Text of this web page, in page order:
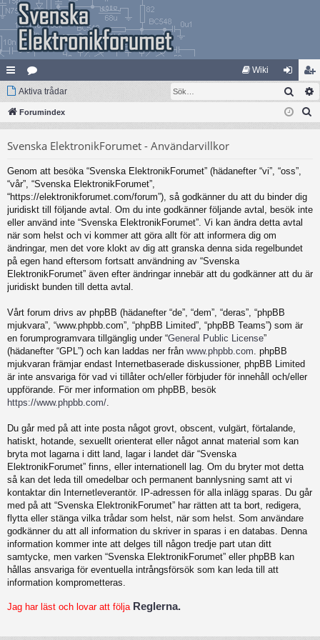
na
bb
ar
at
eg
Wiki
og
ga
li
m
Aktiva trådar Sök
Forumindex
Svenska ElektronikForumet - Användarvillkor
Genom att besöka “Svenska ElektronikForumet” (hädanefter “vi”, “oss”,
“vår”, “Svenska ElektronikForumet”,
“https://elektronikforumet.com/forum”), så godkänner du att du binder dig
juridiskt till följande avtal. Om du inte godkänner följande avtal, besök inte
eller använd inte “Svenska ElektronikForumet”. Vi kan ändra detta avtal
när som helst och vi kommer att göra allt för att informera dig om
ändringar, men det vore klokt av dig att granska denna sida regelbundet
på egen hand eftersom fortsatt användning av “Svenska
ElektronikForumet” även efter ändringar innebär att du godkänner att du är
juridiskt bunden till detta avtal.
Vårt forum drivs av phpBB (hädanefter “de”, “dem”, “deras”, “phpBB
mjukvara”, “www.phpbb.com”, “phpBB Limited”, “phpBB Teams”) som är
en forumprogramvara tillgänglig under “General Public License”
(hädanefter “GPL”) och kan laddas ner från www.phpbb.com . phpBB
mjukvaran främjar endast Internetbaserade diskussioner, phpBB Limited
är inte ansvariga för vad vi tillåter och/eller förbjuder för innehåll och/eller
uppförande. För mer information om phpBB, besök
https://www.phpbb.com/
Du går med på att inte posta något grovt, obscent, vulgärt, förtalande,
hatiskt, hotande, sexuellt orienterat eller något annat material som kan
bryta mot lagarna i ditt land, lagar i landet där “Svenska
ElektronikForumet” finns, eller internationell lag. Om du bryter mot detta
så kan det leda till omedelbar och permanent bannlysning samt att vi
kontaktar din Internetleverantör. IP-adressen för alla inlägg sparas. Du går
med på att “Svenska ElektronikForumet” har rätten att ta bort, redigera,
flytta eller stänga vilka trådar som helst, när som helst. Som användare
godkänner du att all information du skriver in sparas i en databas. Denna
information kommer inte att delges till någon tredje part utan ditt
samtycke, men varken “Svenska ElektronikForumet” eller phpBB kan
hållas ansvariga för eventuella intrångsförsök som kan leda till att
information komprometteras.
Jag har läst och lovar att följa Reglerna.